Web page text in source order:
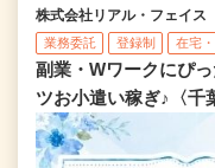
株式会社リアル・フェイス
業務委託 登録制 在宅
副業・Wワークにぴ
ツお小遣い稼ぎ♪〈千